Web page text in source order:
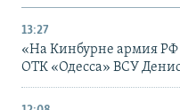
13:27
«На Кинбурне армия РФ
ОТК «Одесса» ВСУ